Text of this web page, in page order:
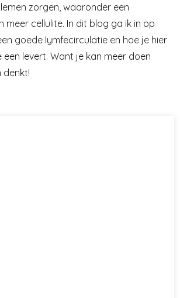
zorgen, waaronder een
meer cellulite. In dit blog ga ik in op
goede lymfecirculatie en hoe je hier
levert. Want je kan meer doen
denkt!